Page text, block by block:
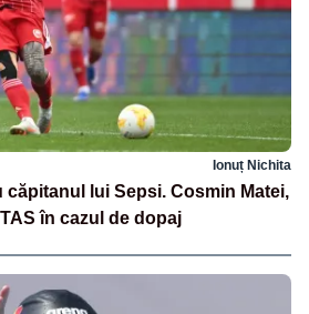
Ionuț Nichita
căpitanul lui Sepsi. Cosmin Matei,
în cazul de dopaj